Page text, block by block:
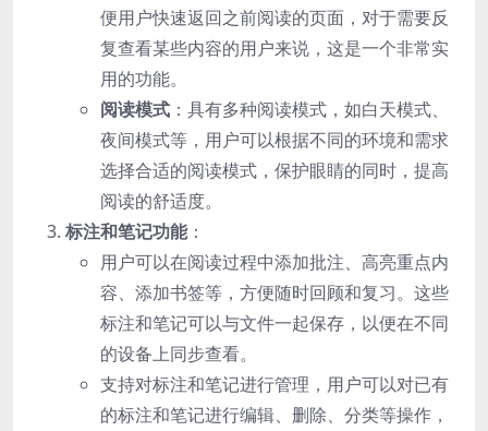
便用户快速返回之前阅读的页面，对于需要反
复查看某些内容的用户来说，这是一个非常实
用的功能。
阅读模式 ：具有多种阅读模式，如白天模式、
夜间模式等，用户可以根据不同的环境和需求
选择合适的阅读模式，保护眼睛的同时，提高
阅读的舒适度。
标注和笔记功能：
用户可以在阅读过程中添加批注、高亮重点内
容、添加书签等，方便随时回顾和复习。这些
标注和笔记可以与文件一起保存，以便在不同
的设备上同步查看。
支持对标注和笔记进行管理，用户可以对已有
的标注和笔记进行编辑、删除、分类等操作，